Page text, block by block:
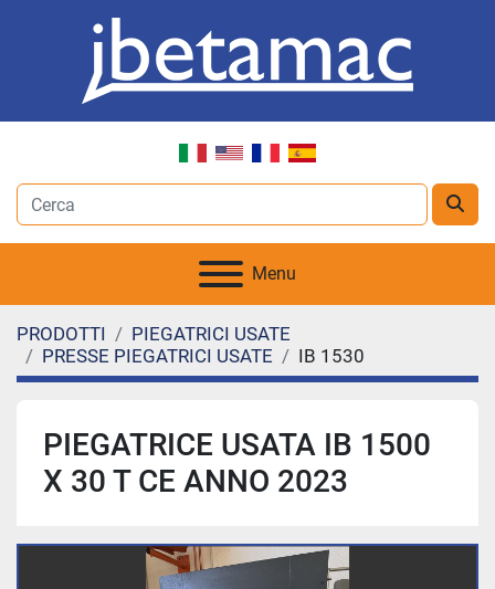
Menu
PRODOTTI
PIEGATRICI USATE
PRESSE PIEGATRICI USATE
IB 1530
PIEGATRICE USATA IB 1500
X 30 T CE ANNO 2023